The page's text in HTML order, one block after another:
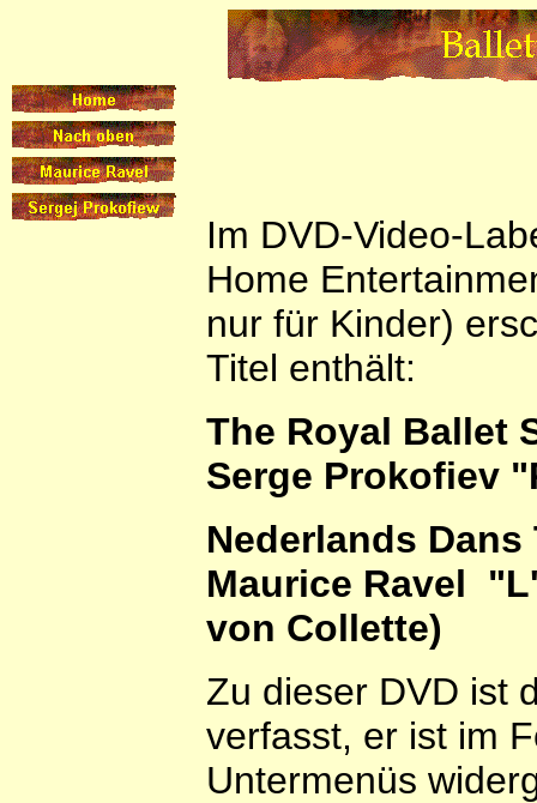
Im DVD-Video-
Home
nur für Kinder)
Titel enthält:
The Royal Ballet
Serge Prokofiev
Nederlands Dans
Maurice Ravel
von Collette)
Zu dieser DVD ist
verfasst, er ist im
Untermenüs